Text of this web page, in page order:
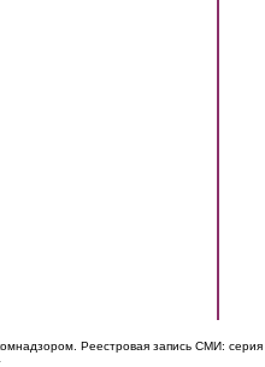
Реестровая запись СМИ: серия
e-mail)